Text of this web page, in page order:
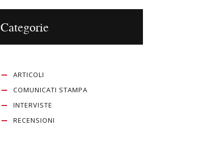
Categorie
ARTICOLI
COMUNICATI STAMPA
INTERVISTE
RECENSIONI